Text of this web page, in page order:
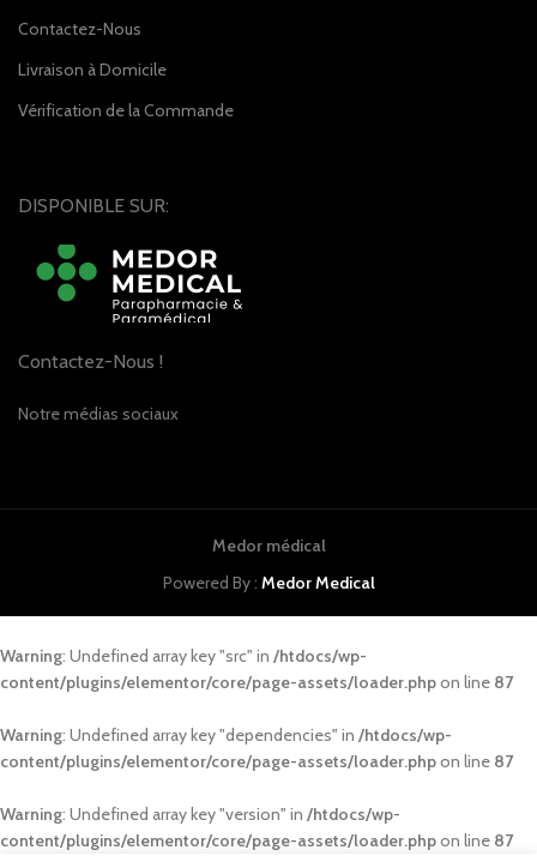
Contactez-Nous
Livraison à Domicile
Vérification de la Commande
DISPONIBLE SUR:
Contactez-Nous !
Notre médias sociaux
Medor médical
Powered By : Medor Medical
Warning: Undefined array key "src" in /htdocs/wp-
content/plugins/elementor/core/page-assets/loader.phpon line 87
Warning: Undefined array key "dependencies" in /htdocs/wp-
content/plugins/elementor/core/page-assets/loader.phpon line 87
Warning: Undefined array key "version" in /htdocs/wp-
content/plugins/elementor/core/page-assets/loader.phpon line 87